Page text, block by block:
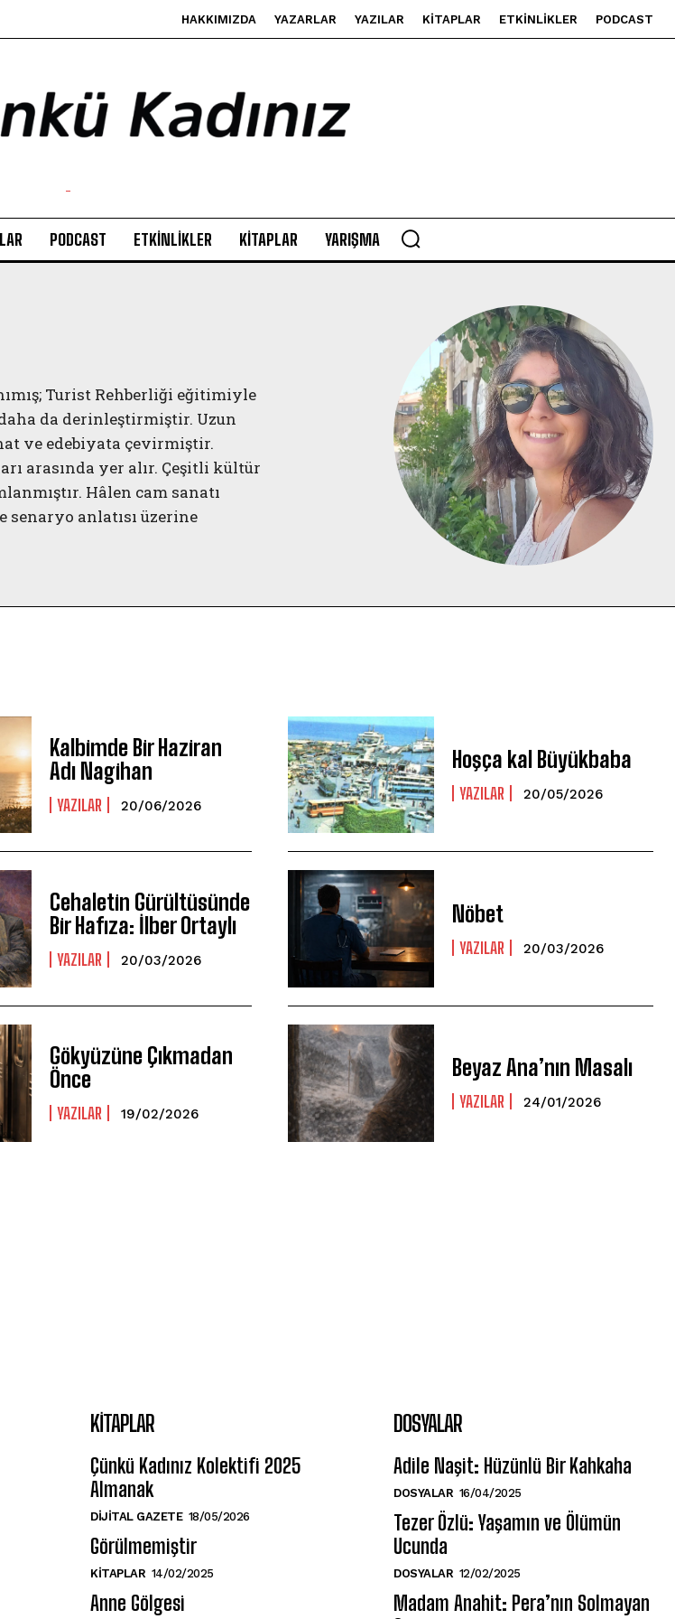
HAKKIMIZDA YAZARLAR YAZILAR KITAPLAR ETKINLIKLER PODCAST
-
PODCAST ETKINLIKLER KITAPLAR YARIŞMA
Turist Rehberliği eğitimiyle
da derinleştirmiştir. Uzun
ve edebiyata çevirmiştir.
arasında yer alır. Çeşitli kültür
Hâlen cam sanatı
senaryo anlatısı üzerine
Kalbimde Bir Haziran
Adı Nagihan
YAZILAR 20/06/2026
Hoşça kal Büyükbaba
YAZILAR 20/05/2026
Cehaletin Gürültüsünde
Bir Hafıza: İlber Ortaylı
YAZILAR 20/03/2026
Nöbet
YAZILAR 20/03/2026
Gökyüzüne Çıkmadan
Önce
YAZILAR 19/02/2026
Beyaz Ana’nın Masalı
YAZILAR 24/01/2026
KITAPLAR
Çünkü Kadınız Kolektifi 2025
Almanak
DIJITAL GAZETE 18/05/2026
Görülmemiştir
KITAPLAR 14/02/2025
Anne Gölgesi
DOSYALAR
Adile Naşit: Hüzünlü Bir Kahkaha
DOSYALAR 16/04/2025
Tezer Özlü: Yaşamın ve Ölümün
Ucunda
DOSYALAR 12/02/2025
Madam Anahit: Pera’nın Solmayan